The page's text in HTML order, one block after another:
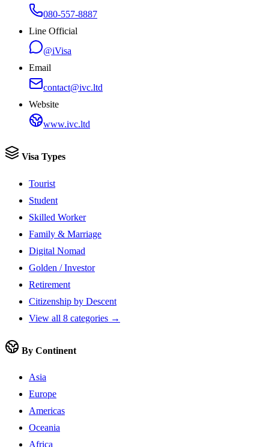
080-557-8887
Line Official
@iVisa
Email
contact@ivc.ltd
Website
www.ivc.ltd
Visa Types
Tourist
Student
Skilled Worker
Family & Marriage
Digital Nomad
Golden / Investor
Retirement
Citizenship by Descent
View all 8 categories →
By Continent
Asia
Europe
Americas
Oceania
Africa